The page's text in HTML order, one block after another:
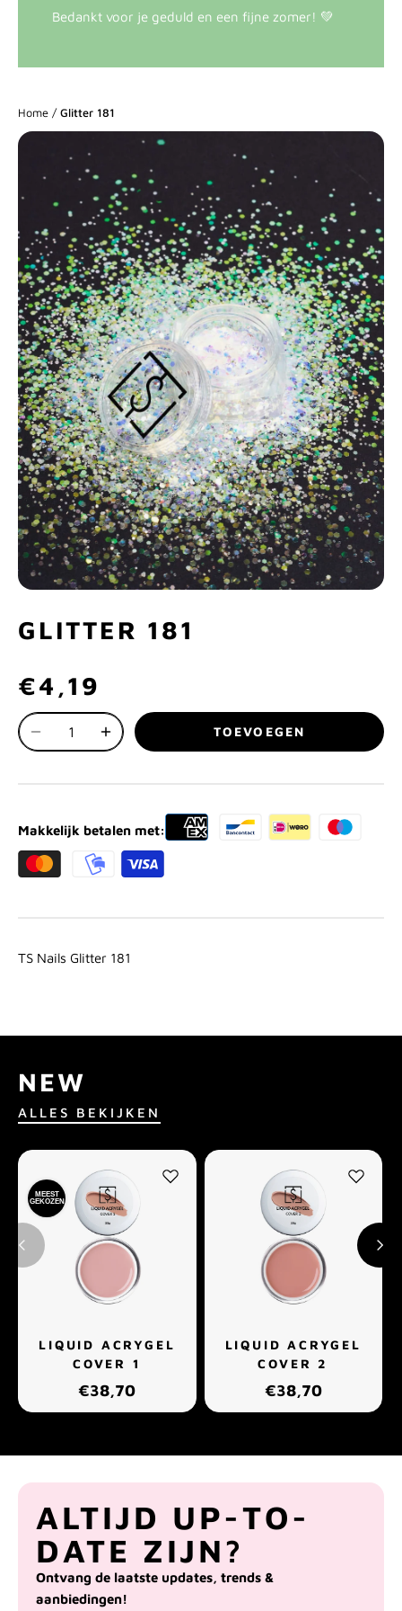
Bedankt voor je geduld en een fijne zomer! 💚
Home / Glitter 181
GLITTER 181
€4,19
TOEVOEGEN
Makkelijk betalen met:
TS Nails Glitter 181
NEW
ALLES BEKIJKEN
MEEST
GEKOZEN
LIQUID ACRYGEL
COVER 1
€38,70
LIQUID ACRYGEL
COVER 2
€38,70
ALTIJD UP-TO-
DATE ZIJN?
Ontvang de laatste updates, trends &
aanbiedingen!